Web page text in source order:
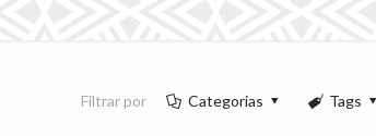
Filtrar por Categorias Tags